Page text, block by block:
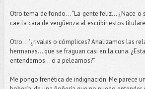
Otro tema de fondo... “La gente feliz... ¿Nace o
cae la cara de vergüenza al escribir estos
Otro… "¿rivales o cómplices? Analizamos las
hermanas... que se fraguan casi en la cuna.
entendernos... o a pelearnos?”
Me pongo frenética de indignación. Me parece